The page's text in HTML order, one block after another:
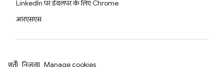
LinkedIn पर डेवलपर के लिए Chrome
आरएसएस
शर्तें निजता Manage cookies